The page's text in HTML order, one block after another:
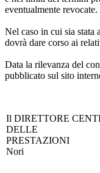
eventualmente revocate.
Nel caso in cui sia stata
dovrà dare corso ai
Data la rilevanza del
pubblicato sul sito
Il DIRETTORE
DELLE
PRESTAZIONI
Nori